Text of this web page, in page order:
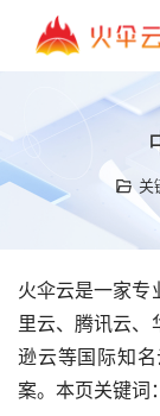
关
火伞云是一家专
里云、腾讯云、
逊云等国际知
案。本页关键词